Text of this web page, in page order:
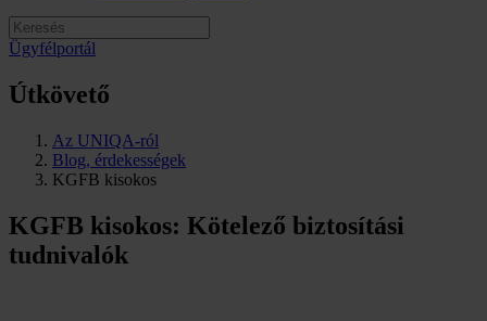
Ügyfélportál
Útkövető
Az UNIQA-ról
Blog, érdekességek
KGFB kisokos
KGFB kisokos: Kötelező biztosítási
tudnivalók